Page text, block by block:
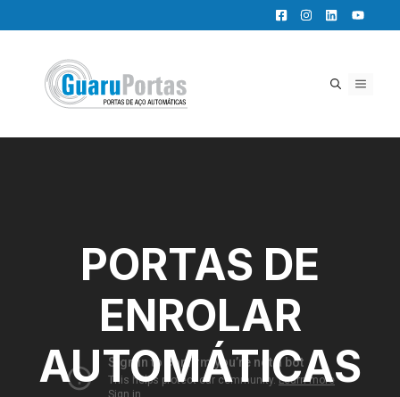
para
conteúdo
MENU
PORTAS DE
ENROLAR
AUTOMÁTICAS